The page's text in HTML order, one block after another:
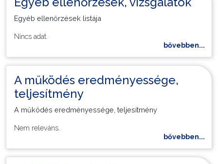
Egyéb ellenőrzések listája
Nincs adat.
bővebben...
A működés eredményessége,
teljesítmény
A működés eredményessége, teljesítmény
Nem releváns.
bővebben...